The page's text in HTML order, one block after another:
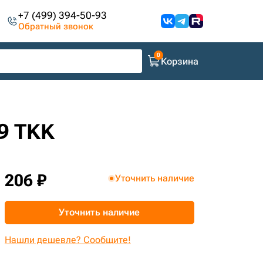
+7 (499) 394-50-93
Обратный звонок
Корзина
TKK
206 ₽ Уточнить наличие
Уточнить наличие
Нашли дешевле? Сообщите!